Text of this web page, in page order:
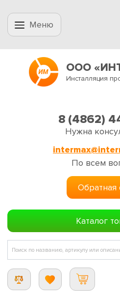
Меню
ООО
Инсталляция
8 (4862)
Нужна
По всем
Обратная
Каталог